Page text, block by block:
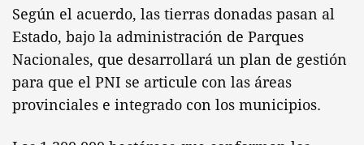
Según el acuerdo, las tierras donadas pasan al
Estado, bajo la administración de Parques
Nacionales, que desarrollará un plan de gestión
para que el PNI se articule con las áreas
provinciales e integrado con los municipios.